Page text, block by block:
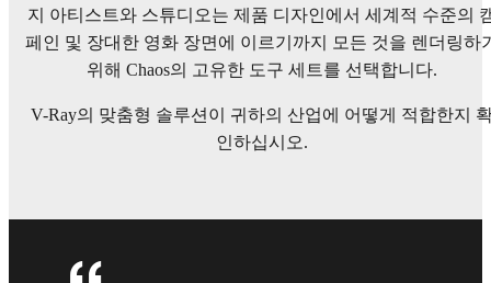
지 아티스트와 스튜디오는 제품 디자인에서 세계적 수준의
페인 및 장대한 영화 장면에 이르기까지 모든 것을 렌더링하
위해 Chaos의 고유한 도구 세트를 선택합니다.
V-Ray의 맞춤형 솔루션이 귀하의 산업에 어떻게 적합한지
인하십시오.